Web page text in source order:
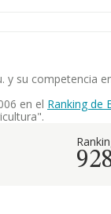
su competencia
en el Ranking de